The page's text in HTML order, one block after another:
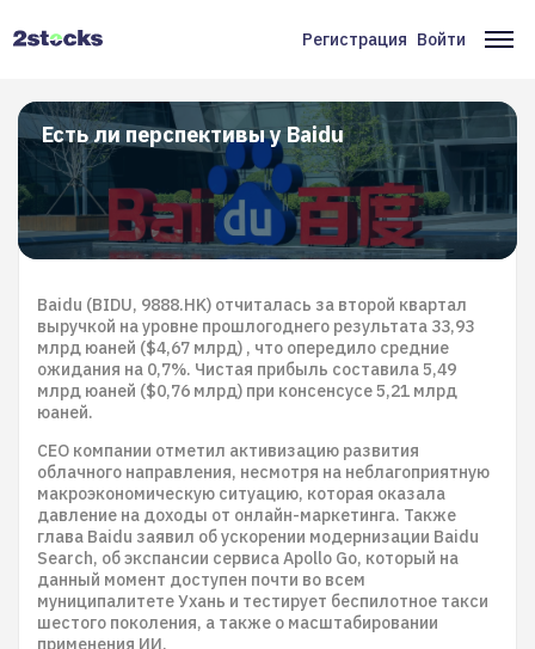
Меню
учётной
записи
пользователя
Регистрация Войти
Есть ли перспективы у Baidu
Baidu (BIDU, 9888.HK) отчиталась за второй квартал
выручкой на уровне прошлогоднего результата 33,93
млрд юаней ($4,67 млрд) , что опередило средние
ожидания на 0,7%. Чистая прибыль составила 5,49
млрд юаней ($0,76 млрд) при консенсусе 5,21 млрд
юаней.
CEO компании отметил активизацию развития
облачного направления, несмотря на неблагоприятную
макроэкономическую ситуацию, которая оказала
давление на доходы от онлайн-маркетинга. Также
глава Baidu заявил об ускорении модернизации Baidu
Search, об экспансии сервиса Apollo Go, который на
данный момент доступен почти во всем
муниципалитете Ухань и тестирует беспилотное такси
шестого поколения, а также о масштабировании
применения ИИ.